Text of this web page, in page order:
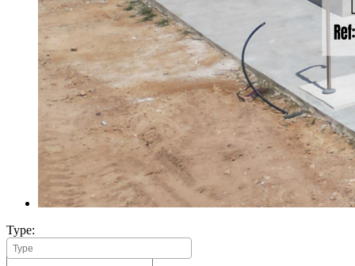
Type:
Minimum Build Area: